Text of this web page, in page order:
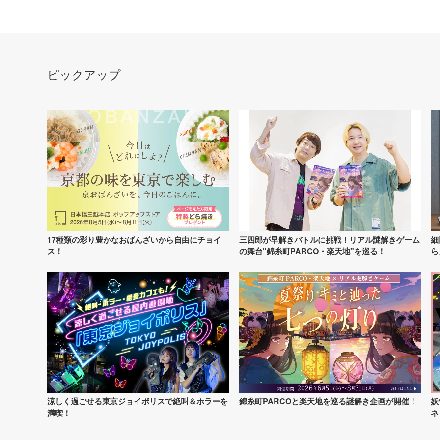
ピックアップ
17種類の彩り豊かなおばんざいから自由にチョイ
ス！
三四郎が早解きバトルに挑戦！リアル謎解きゲーム
の舞台"錦糸町PARCO・楽天地"を巡る！
涼しく過ごせる東京ジョイポリスで絶叫＆ホラーを
満喫！
錦糸町PARCOと楽天地を巡る謎解き企画が開催！